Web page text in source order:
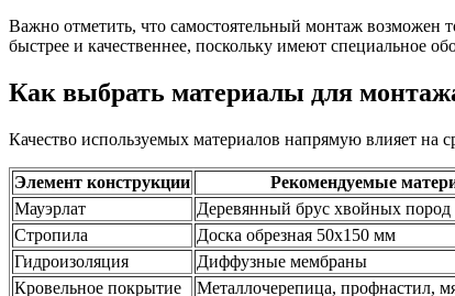
Важно отметить, что самостоятельный монтаж возможен
быстрее и качественнее, поскольку имеют специальное
Как выбрать материалы для
Качество используемых материалов напрямую влияет на
Элемент конструкции Рекомендуемые
Мауэрлат
Деревянный брус хвойных пород
Стропила
Доска обрезная 50х150 мм
Гидроизоляция
Диффузные мембраны
Кровельное покрытие
Металлочерепица, профнастил,